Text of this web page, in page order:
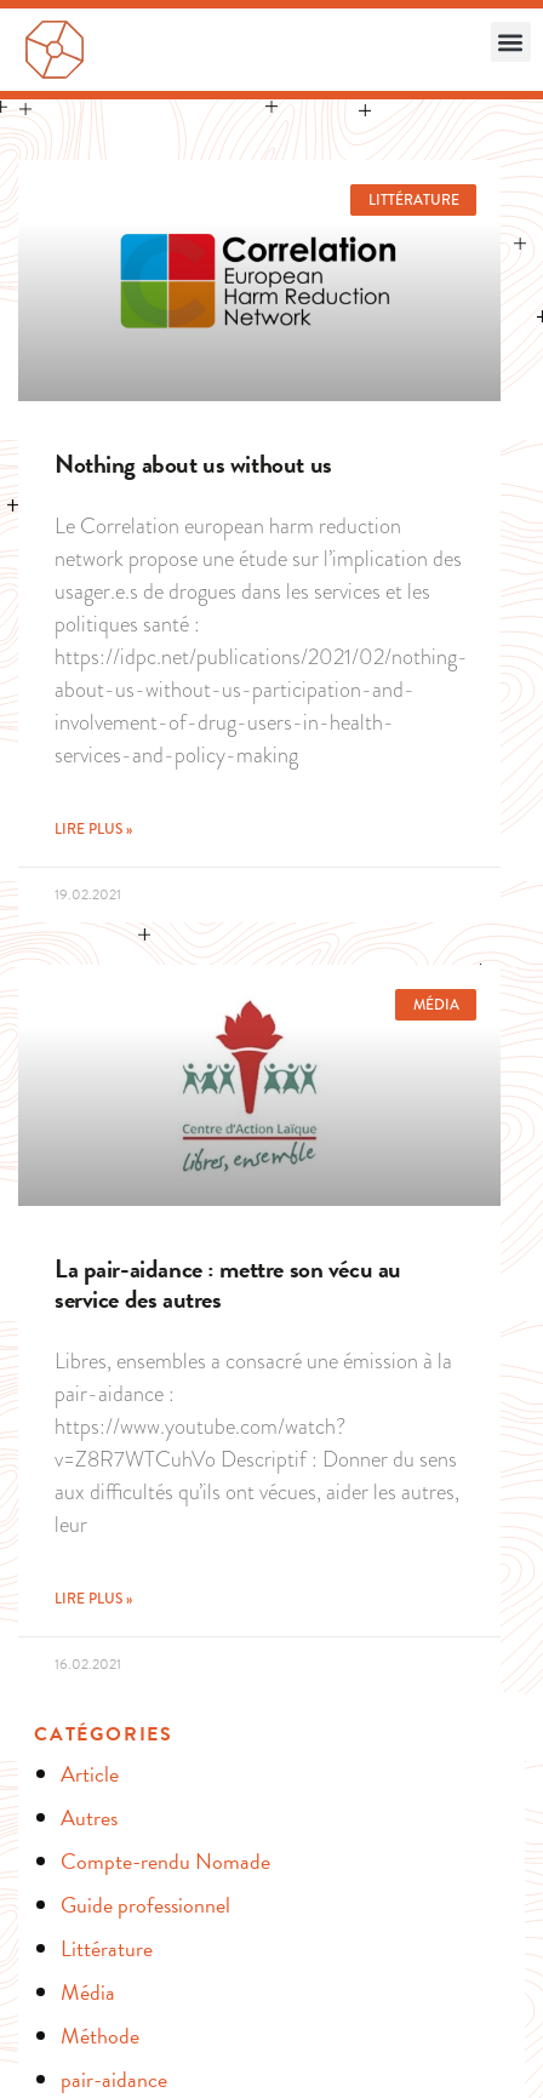
LITTÉRATURE
Nothing about us without us
Le Correlation european harm reduction
network propose une étude sur l’implication des
usager.e.s de drogues dans les services et les
politiques santé :
https://idpc.net/publications/2021/02/nothing-
about-us-without-us-participation-and-
involvement-of-drug-users-in-health-
services-and-policy-making
LIRE PLUS »
19.02.2021
MÉDIA
La pair-aidance : mettre son vécu au
service des autres
Libres, ensembles a consacré une émission à la
pair-aidance :
https://www.youtube.com/watch?
v=Z8R7WTCuhVo Descriptif : Donner du sens
aux difficultés qu’ils ont vécues, aider les autres,
leur
LIRE PLUS »
16.02.2021
CATÉGORIES
Article
Autres
Compte-rendu Nomade
Guide professionnel
Littérature
Média
Méthode
pair-aidance